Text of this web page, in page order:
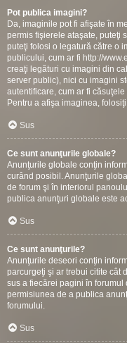
Pot publica imagini?
Da, imaginile pot fi afişate în
permis fişierele ataşate, puteţi
puteţi folosi o legatură către o
publicului, cum ar fi http://
creaţi legături cu imagini din
server public), nici cu imagini
autentificare, cum ar fi
Pentru a afişa imaginea,
Sus
Ce sunt anunţurile globale?
Anunţurile globale conţin
curând posibil. Anunţurile
de forum şi în interiorul
publica anunţuri globale este
Sus
Ce sunt anunţurile?
Anunţurile deseori conţin
parcurgeţi şi ar trebui citite cât
sus a fiecărei pagini în
permisiunea de a publica
forumului.
Sus